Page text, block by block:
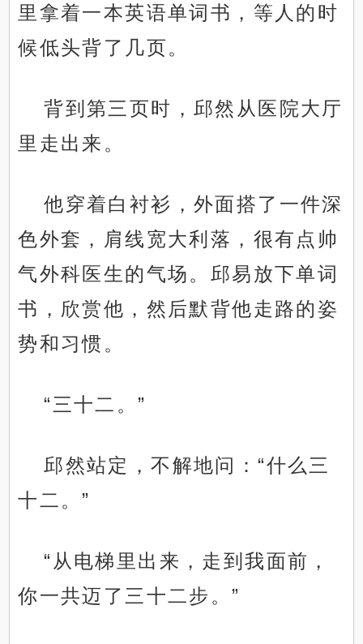
里拿着一本英语单词书，等人的时
候低头背了几页。
背到第三页时，邱然从医院大厅
里走出来。
他穿着白衬衫，外面搭了一件深
色外套，肩线宽大利落，很有点帅
气外科医生的气场。邱易放下单词
书，欣赏他，然后默背他走路的姿
势和习惯。
“三十二。”
邱然站定，不解地问：“什么三
十二。”
“从电梯里出来，走到我面前，
你一共迈了三十二步。”